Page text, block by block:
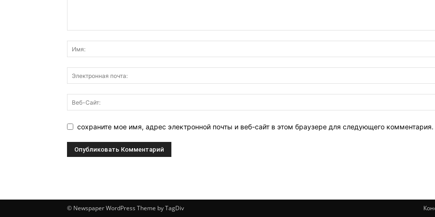
сохраните мое имя, адрес электронной почты и веб-сайт в этом браузере для следующего комментария.
© Newspaper WordPress Theme by TagDiv